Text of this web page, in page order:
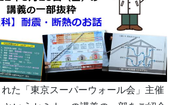
た「東京スーパーウォール会」主催